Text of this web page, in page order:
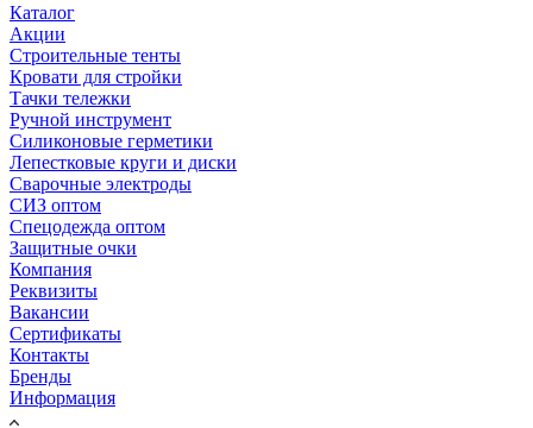
Каталог
Акции
Строительные тенты
Кровати для стройки
Тачки тележки
Ручной инструмент
Силиконовые герметики
Лепестковые круги и диски
Сварочные электроды
СИЗ оптом
Спецодежда оптом
Защитные очки
Компания
Реквизиты
Вакансии
Сертификаты
Контакты
Бренды
Информация